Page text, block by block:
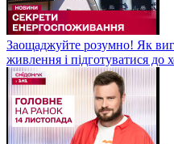
Заощаджуйте розумно! Як
живлення і підготуватися до